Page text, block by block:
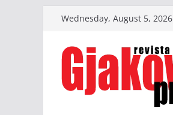
content
Wednesday, August 5, 2026